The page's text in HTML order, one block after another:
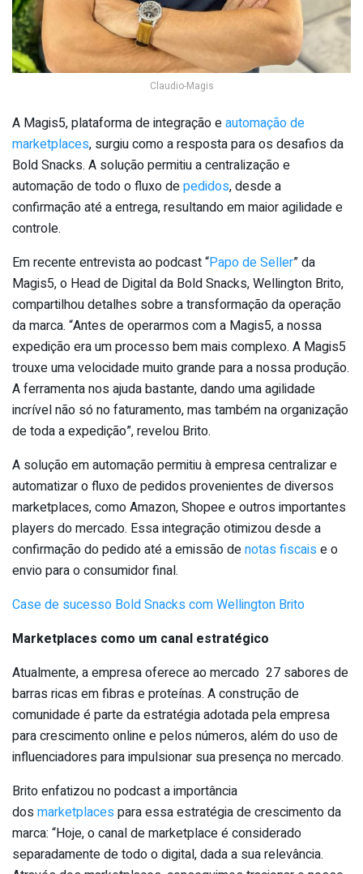
Claudio-Magis
A Magis5, plataforma de integração eautomação de
marketplaces, surgiu como a resposta para os desafios da
Bold Snacks. A solução permitiu a centralização e
automação de todo o fluxo depedidos, desde a
confirmação até a entrega, resultando em maior agilidade e
controle.
Em recente entrevista ao podcast “Papo de Seller” da
Magis5, o Head de Digital da Bold Snacks, Wellington Brito,
compartilhou detalhes sobre a transformação da operação
da marca. “Antes de operarmos com a Magis5, a nossa
expedição era um processo bem mais complexo. A Magis5
trouxe uma velocidade muito grande para a nossa produção.
A ferramenta nos ajuda bastante, dando uma agilidade
incrível não só no faturamento, mas também na organização
de toda a expedição”, revelou Brito.
A solução em automação permitiu à empresa centralizar e
automatizar o fluxo de pedidos provenientes de diversos
marketplaces, como Amazon, Shopee e outros importantes
players do mercado. Essa integração otimizou desde a
confirmação do pedido até a emissão denotas fiscais e o
envio para o consumidor final.
Case de sucesso Bold Snacks com Wellington Brito
Marketplaces como um canal estratégico
Atualmente, a empresa oferece ao mercado 27 sabores de
barras ricas em fibras e proteínas. A construção de
comunidade é parte da estratégia adotada pela empresa
para crescimento online e pelos números, além do uso de
influenciadores para impulsionar sua presença no mercado.
Brito enfatizou no podcast a importância
dosmarketplaces para essa estratégia de crescimento da
marca: “Hoje, o canal de marketplace é considerado
separadamente de todo o digital, dada a sua relevância.